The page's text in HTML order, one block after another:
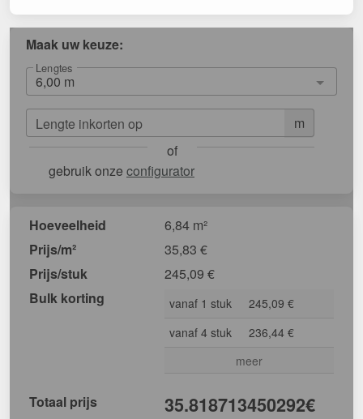
Maak uw keuze:
Lengtes
m
Lengte inkorten op
of
gebruik onze configurator
Hoeveelheid
6,84 m²
Prijs/m²
35,83 €
Prijs/stuk
245,09 €
Bulk korting
vanaf 1 stuk
245,09 €
vanaf 4 stuk
236,44 €
meer
Totaal prijs 35.818713450292€